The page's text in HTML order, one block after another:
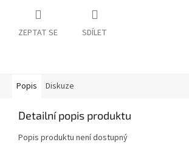
ZEPTAT SE SDÍLET
Popis Diskuze
Detailní popis produktu
Popis produktu není dostupný